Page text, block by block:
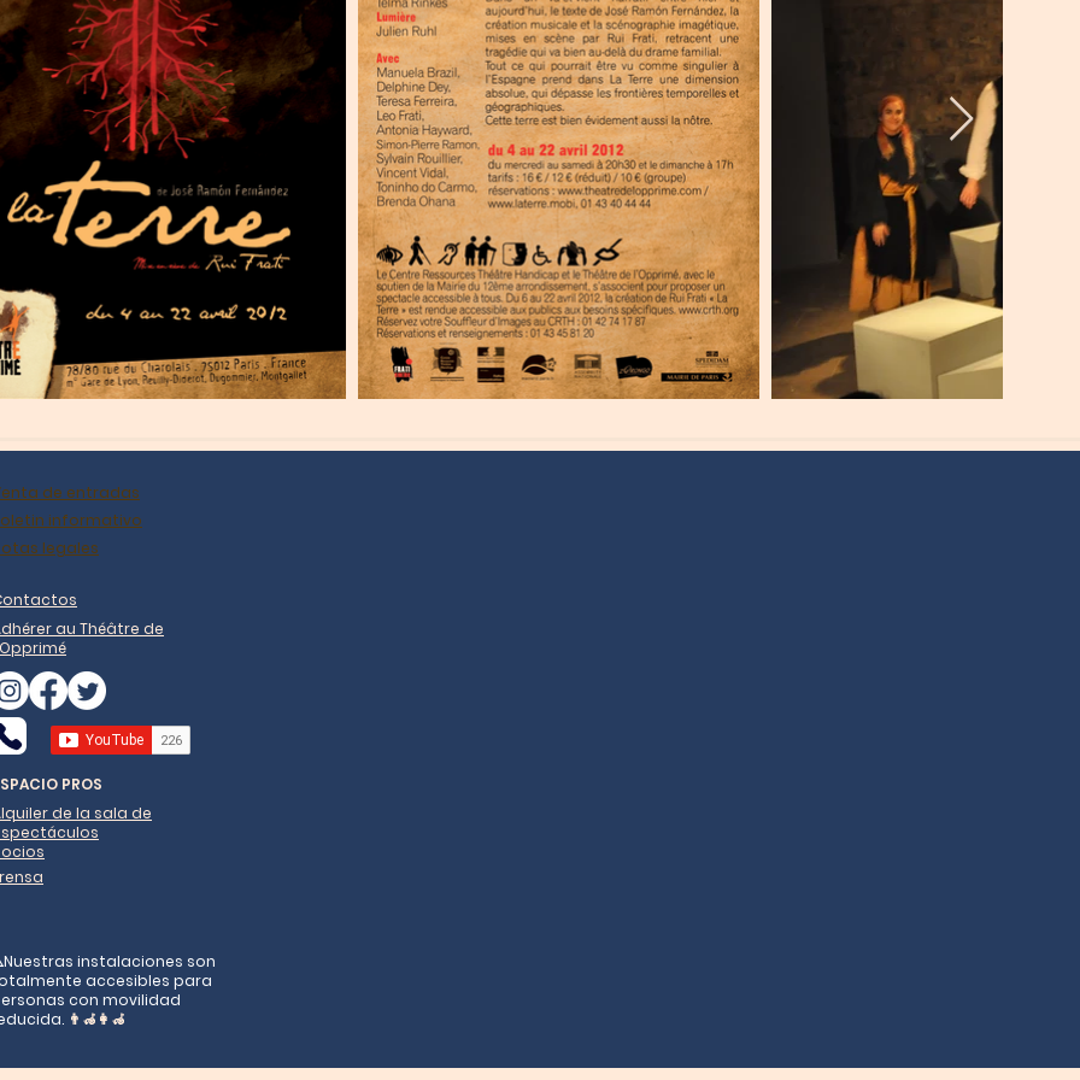
de entradas
informativo
legales
au Théâtre de
PROS
de la sala de
instalaciones son
accesibles para
con movilidad
👨‍🦽👩‍🦽